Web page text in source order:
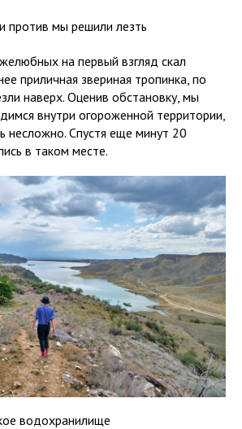
против мы решили лезть
на первый взгляд скал
приличная звериная тропинка, по
наверх. Оценив обстановку, мы
внутри огороженной территории,
несложно. Спустя еще минут 20
в таком месте.
водохранилище